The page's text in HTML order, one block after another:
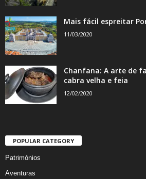
Mais fácil espreitar
11/03/2020
Chanfana: A arte de
cabra velha e feia
12/02/2020
POPULAR CATEGORY
Patrimónios
Aventuras